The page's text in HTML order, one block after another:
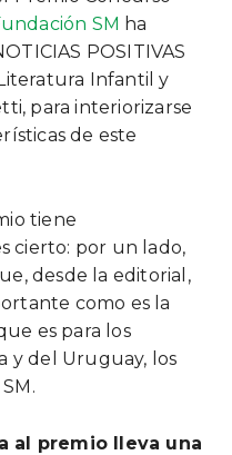
SM ha
POSITIVAS
Infantil y
para interiorizarse
de este
tiene
cierto: por un lado,
desde la editorial,
como es la
es para los
y del Uruguay, los
al premio lleva una